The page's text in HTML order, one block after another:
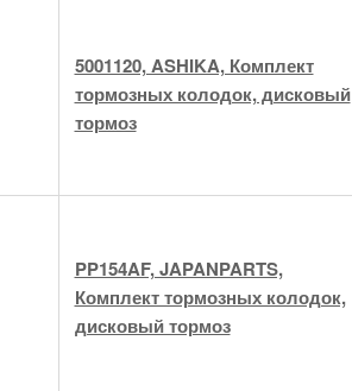
5001120, ASHIKA, Комплект
тормозных колодок, дисковый
тормоз
PP154AF, JAPANPARTS,
Комплект тормозных колодок,
дисковый тормоз